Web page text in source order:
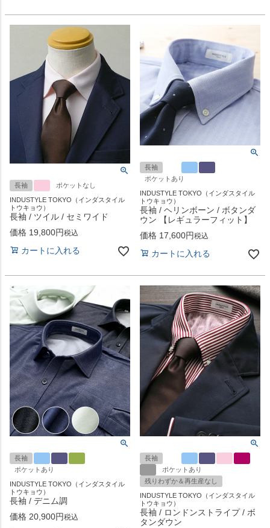
長袖
ポケットなし
INDUSTYLE TOKYO（インダスタイル
トウキョウ）
長袖 / ツイル / セミワイド
価格 19,800 税込
カートに入れる
長袖
ポケットあり
INDUSTYLE TOKYO（インダスタイル
トウキョウ）
長袖 / ヘリンボーン / ボタンダ
ウン 【レギュラーフィット】
価格 17,600 税込
カートに入れる
長袖
ポケットあり
INDUSTYLE TOKYO（インダスタイル
トウキョウ）
長袖 / デニム調
価格 20,900 税込
長袖
ポケットあり
残りわずか＆再生産なし
INDUSTYLE TOKYO（インダスタイル
トウキョウ）
長袖 / ロンドンストライプ / ボ
タンダウン